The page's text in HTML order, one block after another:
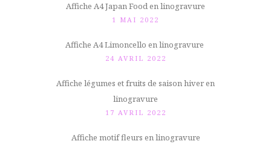
Affiche A4 Japan Food en linogravure
1 MAI 2022
Affiche A4 Limoncello en linogravure
24 AVRIL 2022
Affiche légumes et fruits de saison hiver en
linogravure
17 AVRIL 2022
Affiche motif fleurs en linogravure